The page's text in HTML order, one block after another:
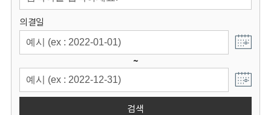
의결일
~
검색